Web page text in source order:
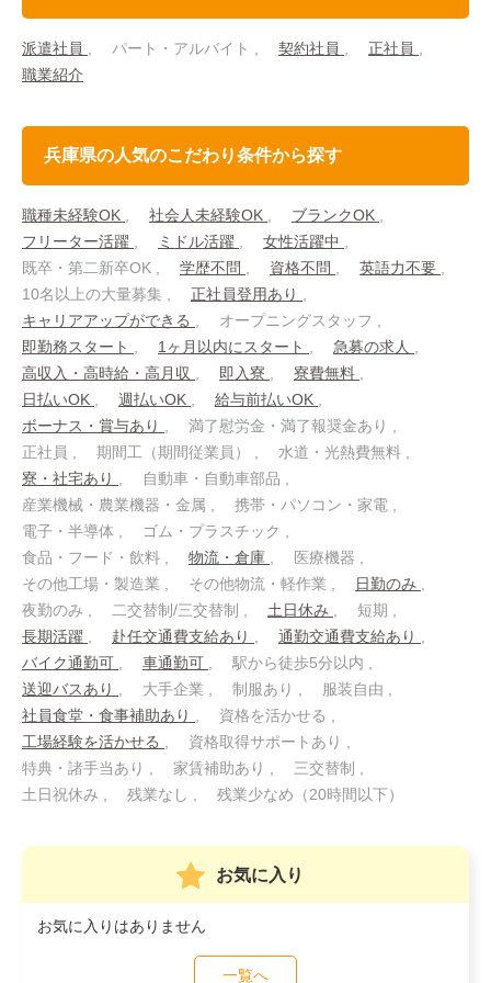
派遣社員 パート・アルバイト 契約社員
正社員
職業紹介
兵庫県の人気のこだわり条件から探す
職種未経験OK 社会人未経験OK
ブランクOK
フリーター活躍
ミドル活躍
女性活躍中
既卒・第二新卒OK
学歴不問 資格不問
英語力不要
10名以上の大量募集
正社員登用あり
キャリアアップができる
オープニングスタッフ
即勤務スタート
1ヶ月以内にスタート
急募の求人
高収入・高時給・高月収
即入寮
寮費無料
日払いOK
週払いOK
給与前払いOK
ボーナス・賞与あり
満了慰労金・満了報奨金あり
正社員
期間工（期間従業員）
水道・光熱費無料
寮・社宅あり
自動車・自動車部品
産業機械・農業機器・金属
携帯・パソコン・家電
電子・半導体
ゴム・プラスチック
食品・フード・飲料
物流・倉庫
医療機器
その他工場・製造業
その他物流・軽作業
日勤のみ
夜勤のみ
二交替制/三交替制 土日休み
短期
長期活躍
赴任交通費支給あり
通勤交通費支給あり
バイク通勤可
車通勤可
駅から徒歩5分以内
送迎バスあり
大手企業 制服あり
服装自由
社員食堂・食事補助あり
資格を活かせる
工場経験を活かせる
資格取得サポートあり
特典・諸手当あり
家賃補助あり
三交替制
土日祝休み
残業なし 残業少なめ（20時間以下）
お気に入り
お気に入りはありません
一覧へ